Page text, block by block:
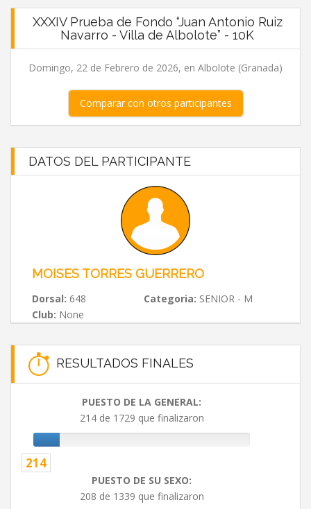
XXXIV Prueba de Fondo “Juan Antonio Ruiz
Navarro - Villa de Albolote” - 10K
Domingo, 22 de Febrero de 2026, en Albolote (Granada)
Comparar con otros participantes
DATOS DEL PARTICIPANTE
MOISES TORRES GUERRERO
Dorsal: 648 Categoria: SENIOR - M
Club: None
RESULTADOS FINALES
PUESTO DE LA GENERAL:
214 de 1729 que finalizaron
214
PUESTO DE SU SEXO:
208 de 1339 que finalizaron